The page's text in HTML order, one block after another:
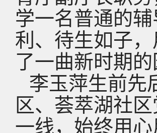
学一名普通的
利、待生如子
了一曲新时期
李玉萍生前先
区、荟萃湖社
一线，始终用